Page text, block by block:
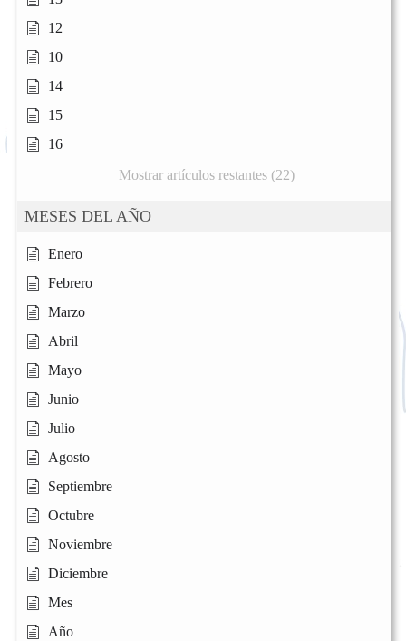
12
10
14
15
16
Mostrar artículos restantes (22)
MESES DEL AÑO
Enero
Febrero
Marzo
Abril
Mayo
Junio
Julio
Agosto
Septiembre
Octubre
Noviembre
Diciembre
Mes
Año